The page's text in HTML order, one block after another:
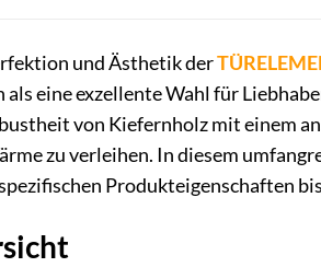
und Ästhetik der
als eine exzellente Wahl für
von Kiefernholz mit einem
zu verleihen. In diesem
Produkteigenschaften